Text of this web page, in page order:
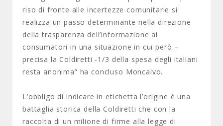
riso di fronte alle incertezze comunitarie si
realizza un passo determinante nella direzione
della trasparenza dell’informazione ai
consumatori in una situazione in cui però –
precisa la Coldiretti -1/3 della spesa degli italiani
resta anonima” ha concluso Moncalvo.
L’obbligo di indicare in etichetta l’origine è una
battaglia storica della Coldiretti che con la
raccolta di un milione di firme alla legge di